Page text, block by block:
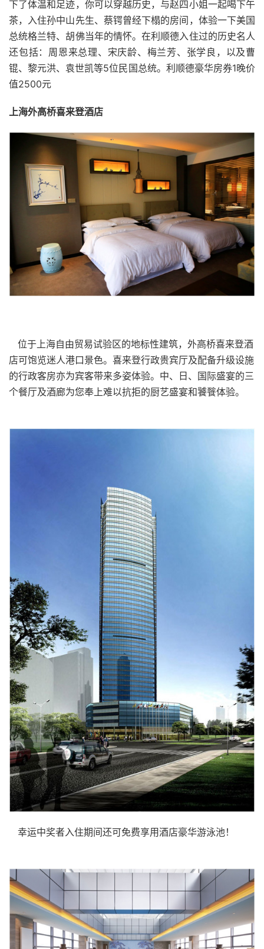
下了体温和足迹，你可以穿越历史，与赵四小姐一起喝下午
茶，入住孙中山先生、蔡锷曾经下榻的房间，体验一下美国
总统格兰特、胡佛当年的情怀。在利顺德入住过的历史名人
还包括：周恩来总理、宋庆龄、梅兰芳、张学良，以及曹
锟、黎元洪、袁世凯等5位民国总统。利顺德豪华房券1晚价
值2500元
上海外高桥喜来登酒店
位于上海自由贸易试验区的地标性建筑，外高桥喜来登酒
店可饱览迷人港口景色。喜来登行政贵宾厅及配备升级设施
的行政客房亦为宾客带来多姿体验。中、日、国际盛宴的三
个餐厅及酒廊为您奉上难以抗拒的厨艺盛宴和饕餮体验。
幸运中奖者入住期间还可免费享用酒店豪华游泳池！